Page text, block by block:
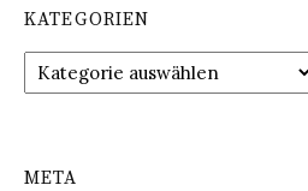
KATEGORIEN
Kategorien
META